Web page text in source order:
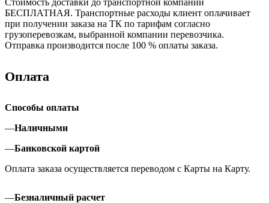
Стоимость доставки до транспортной компании
БЕСПЛАТНАЯ. Транспортные расходы клиент оплачивает
при получении заказа на ТК по тарифам согласно
грузоперевозкам, выбранной компании перевозчика.
Отправка производится после 100 % оплаты заказа.
Оплата
Способы оплаты
—Наличными
—Банковской картой
Оплата заказа осуществляется переводом с Карты на Карту.
—Безналичный расчет